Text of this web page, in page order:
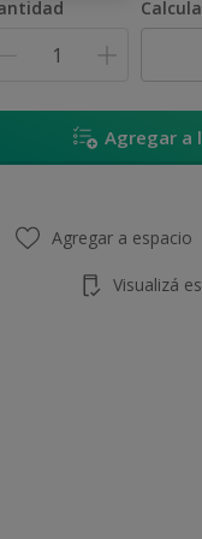
Agregar a
Agregar a espacio
Visualizá